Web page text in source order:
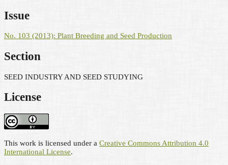
Issue
No. 103 (2013): Plant Breeding and Seed Production
Section
SEED INDUSTRY AND SEED STUDYING
License
This work is licensed under a Creative Commons Attribution 4.0
International License.